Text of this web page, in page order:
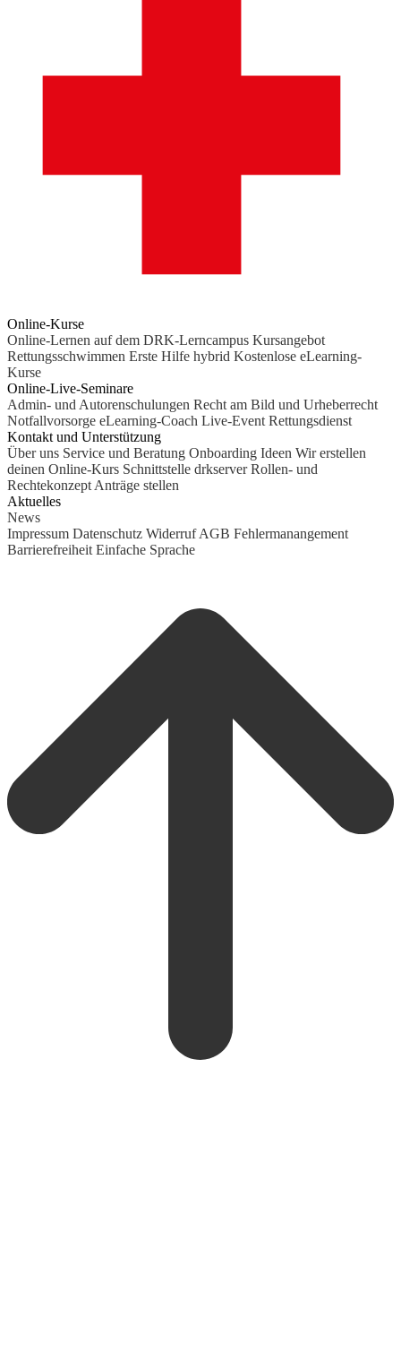
Online-Kurse
Online-Lernen auf dem DRK-Lerncampus Kursangebot
Rettungsschwimmen Erste Hilfe hybrid Kostenlose eLearning-
Kurse
Online-Live-Seminare
Admin- und Autorenschulungen Recht am Bild und Urheberrecht
Notfallvorsorge eLearning-Coach Live-Event Rettungsdienst
Kontakt und Unterstützung
Über uns Service und Beratung Onboarding Ideen Wir erstellen
deinen Online-Kurs Schnittstelle drkserver Rollen- und
Rechtekonzept Anträge stellen
Aktuelles
News
Impressum Datenschutz Widerruf AGB Fehlermanangement
Barrierefreiheit Einfache Sprache